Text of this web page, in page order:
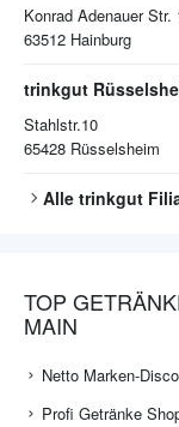
Konrad Adenauer Str.
63512 Hainburg
trinkgut
Stahlstr.10
65428 Rüsselsheim
Alle trinkgut
TOP
MAIN
Netto Marken-
Profi Getränke